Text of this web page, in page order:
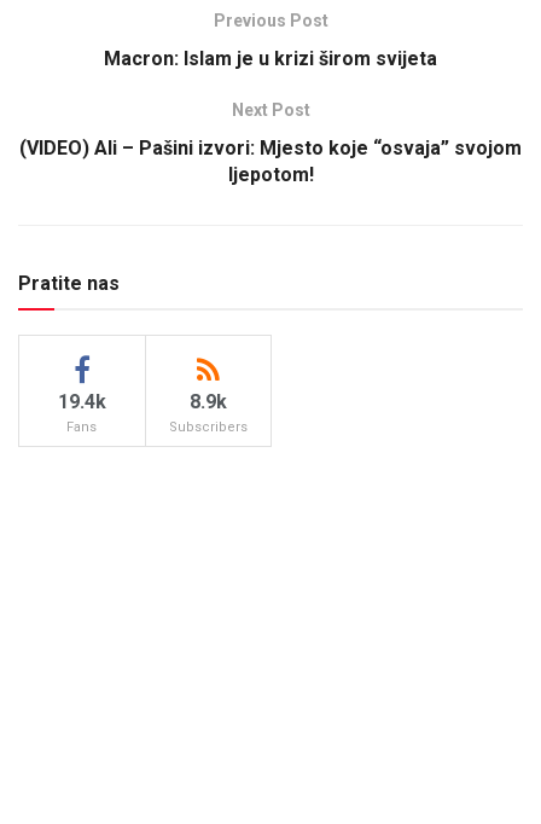
Previous Post
Macron: Islam je u krizi širom svijeta
Next Post
(VIDEO) Ali – Pašini izvori: Mjesto koje “osvaja” svojom
ljepotom!
Pratite nas
19.4k
Fans
8.9k
Subscribers